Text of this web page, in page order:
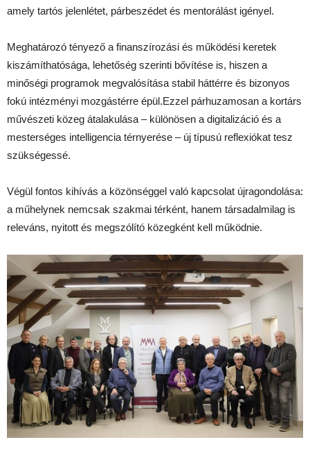
amely tartós jelenlétet, párbeszédet és mentorálást igényel.
Meghatározó tényező a finanszírozási és működési keretek
kiszámíthatósága, lehetőség szerinti bővítése is, hiszen a
minőségi programok megvalósítása stabil háttérre és bizonyos
fokú intézményi mozgástérre épül.Ezzel párhuzamosan a kortárs
művészeti közeg átalakulása – különösen a digitalizáció és a
mesterséges intelligencia térnyerése – új típusú reflexiókat tesz
szükségessé.
Végül fontos kihívás a közönséggel való kapcsolat újragondolása:
a műhelynek nemcsak szakmai térként, hanem társadalmilag is
releváns, nyitott és megszólító közegként kell működnie.